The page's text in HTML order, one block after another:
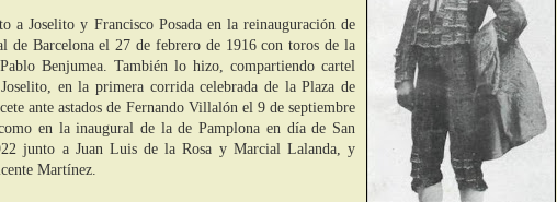
a Joselito y Francisco Posada en la reinauguración de
de Barcelona el 27 de febrero de 1916 con toros de la
Benjumea. También lo hizo, compartiendo cartel
selito, en la primera corrida celebrada de la Plaza de
ante astados de Fernando Villalón el 9 de septiembre
en la inaugural de la de Pamplona en día de San
junto a Juan Luis de la Rosa y Marcial Lalanda, y
Martínez.